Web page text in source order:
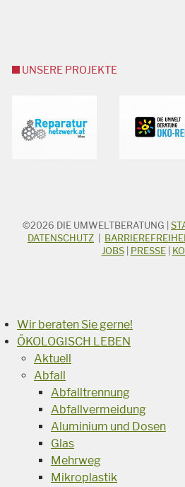
UNSERE PROJEKTE
STICHWORTSUCHE
Suchbegriff
©2026 DIE UMWELTBERATUNG
DATENSCHUTZ
JOBS| PRESSE|
Wir beraten Sie gerne!
ÖKOLOGISCH LEBEN
Aktuell
Abfall
Abfalltrennung
Abfallvermeidung
Aluminium und Dosen
Glas
Mehrweg
Mikroplastik